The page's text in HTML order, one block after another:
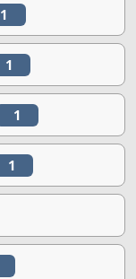
1
1
1
1